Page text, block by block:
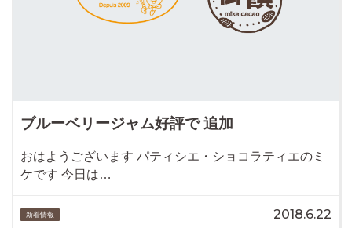
ブルーベリージャム好評で 追加
おはようございます パティシエ・ショコラティエのミ
ケです 今日は…
新着情報 2018.6.22